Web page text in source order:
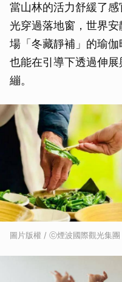
當山林的活力舒緩了
光穿過落地窗，世界
場「冬藏靜補」的瑜伽
也能在引導下透過伸
繃。
圖片版權 / ⓒ煙波國際觀光集團